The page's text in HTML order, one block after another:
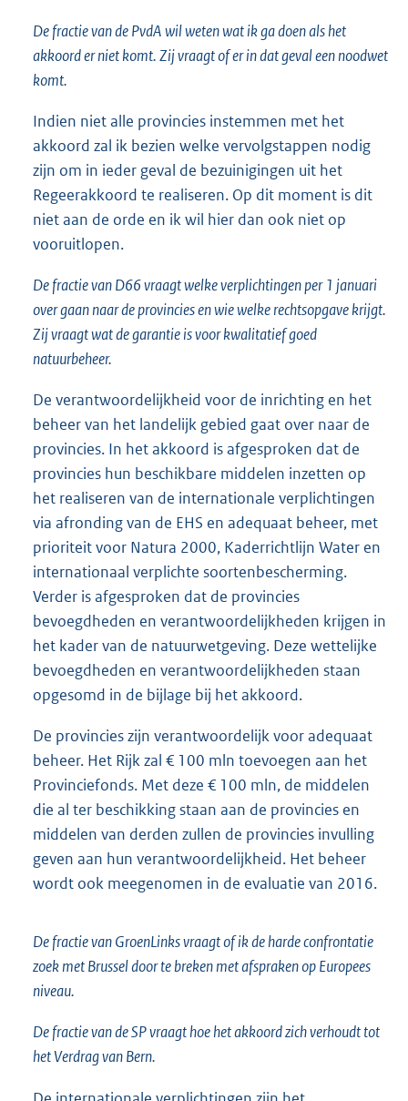
De fractie van de PvdA wil weten wat ik ga doen als het
akkoord er niet komt. Zij vraagt of er in dat geval een noodwet
komt.
Indien niet alle provincies instemmen met het
akkoord zal ik bezien welke vervolgstappen nodig
zijn om in ieder geval de bezuinigingen uit het
Regeerakkoord te realiseren. Op dit moment is dit
niet aan de orde en ik wil hier dan ook niet op
vooruitlopen.
De fractie van D66 vraagt welke verplichtingen per 1 januari
over gaan naar de provincies en wie welke rechtsopgave krijgt.
Zij vraagt wat de garantie is voor kwalitatief goed
natuurbeheer.
De verantwoordelijkheid voor de inrichting en het
beheer van het landelijk gebied gaat over naar de
provincies. In het akkoord is afgesproken dat de
provincies hun beschikbare middelen inzetten op
het realiseren van de internationale verplichtingen
via afronding van de EHS en adequaat beheer, met
prioriteit voor Natura 2000, Kaderrichtlijn Water en
internationaal verplichte soortenbescherming.
Verder is afgesproken dat de provincies
bevoegdheden en verantwoordelijkheden krijgen in
het kader van de natuurwetgeving. Deze wettelijke
bevoegdheden en verantwoordelijkheden staan
opgesomd in de bijlage bij het akkoord.
De provincies zijn verantwoordelijk voor adequaat
beheer. Het Rijk zal € 100 mln toevoegen aan het
Provinciefonds. Met deze € 100 mln, de middelen
die al ter beschikking staan aan de provincies en
middelen van derden zullen de provincies invulling
geven aan hun verantwoordelijkheid. Het beheer
wordt ook meegenomen in de evaluatie van 2016.
De fractie van GroenLinks vraagt of ik de harde confrontatie
zoek met Brussel door te breken met afspraken op Europees
niveau.
De fractie van de SP vraagt hoe het akkoord zich verhoudt tot
het Verdrag van Bern.